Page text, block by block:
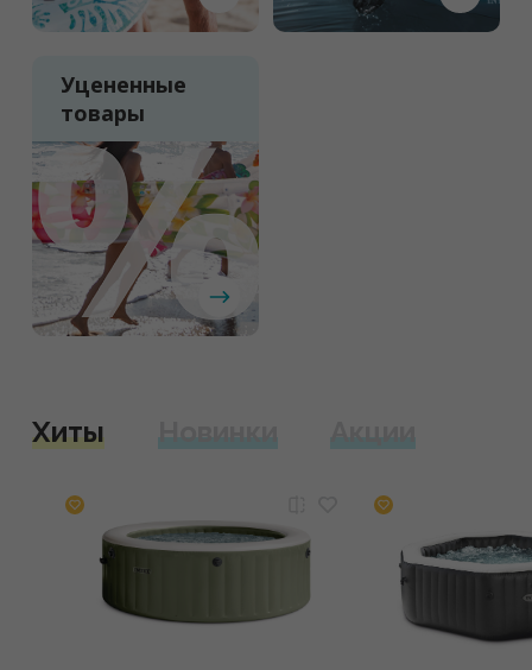
Уцененные
товары
Хиты Новинки Акции